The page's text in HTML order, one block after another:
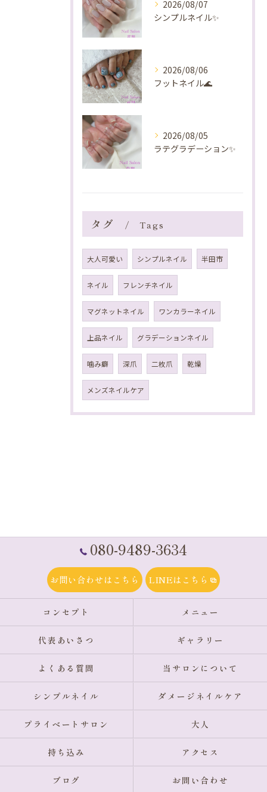
2026/08/07
シンプルネイル✨️
2026/08/06
フットネイル🌊
2026/08/05
ラテグラデーション✨️
タグ Tags
大人可愛い シンプルネイル 半田市
ネイル フレンチネイル
マグネットネイル ワンカラーネイル
上品ネイル グラデーションネイル
噛み癖 深爪 二枚爪 乾燥
メンズネイルケア
080-9489-3634
お問い合わせはこちら LINEはこちら
コンセプト メニュー
代表あいさつ ギャラリー
よくある質問 当サロンについて
シンプルネイル ダメージネイルケア
プライベートサロン 大人
持ち込み アクセス
ブログ お問い合わせ